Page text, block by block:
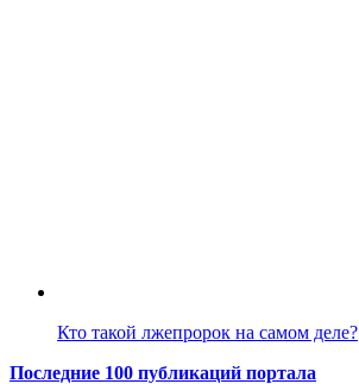
Кто такой лжепророк на самом деле?
Последние 100 публикаций портала